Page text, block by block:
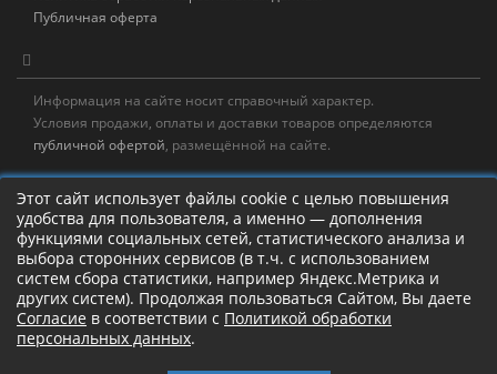
Публичная оферта
Информация на сайте носит справочный характер.
Условия продажи, оплаты и доставки товаров определяются
публичной офертой, размещённой на сайте.
Новостная рассылка
Новости, акции, распродажи и полезные советы!
Левая панель
Этот сайт использует файлы cookie с целью повышения
удобства для пользователя, а именно — дополнения
функциями социальных сетей, статистического анализа и
выбора сторонних сервисов (в т.ч. с использованием
систем сбора статистики, например Яндекс.Метрика и
других систем). Продолжая пользоваться Сайтом, Вы даете
Согласие в соответствии с Политикой обработки
персональных данных.